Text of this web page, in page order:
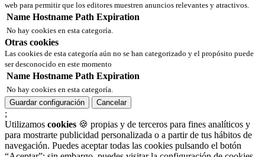
web para permitir que los editores muestren anuncios relevantes y atractivos.
Name Hostname Path Expiration
No hay cookies en esta categoría.
Otras cookies
Las cookies de esta categoría aún no se han categorizado y el propósito puede
ser desconocido en este momento
Name Hostname Path Expiration
No hay cookies en esta categoría.
Guardar configuración
Cancelar
;
Utilizamos cookies 🍪 propias y de terceros para fines analíticos y
para mostrarte publicidad personalizada o a partir de tus hábitos de
navegación. Puedes aceptar todas las cookies pulsando el botón